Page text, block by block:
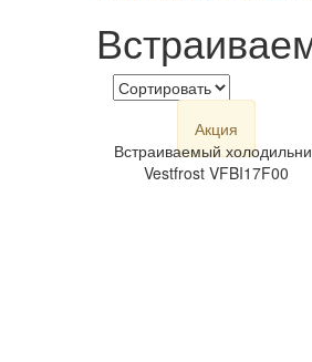
Акция
Встраиваемый
Vestfrost VFBI17F00